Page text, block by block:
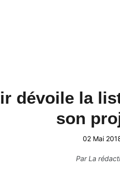
dévoile la
son
02 Mai
ParLa